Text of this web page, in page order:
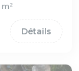
Détails